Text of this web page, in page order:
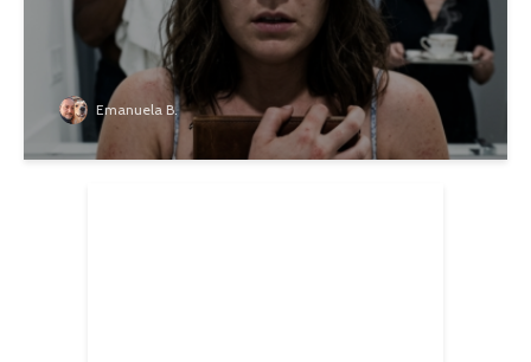
Emanuela B.